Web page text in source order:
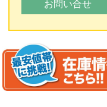
お問い合せ